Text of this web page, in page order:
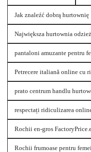
Jak znaleźć dobrą hurtownię
Największa hurtownia
pantaloni amuzante pentru
Petrecere italiană online cu
prato centrum handlu
respectați ridiculizarea
Rochii en-gros
Rochii frumoase pentru